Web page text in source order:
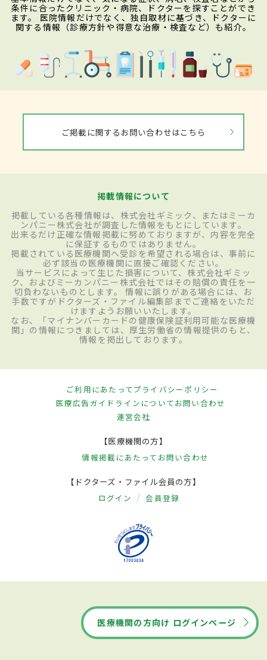
条件に合ったクリニック・病院、ドクターを探すことができ
ます。 医院情報だけでなく、独自取材に基づき、ドクターに
関する情報（診療方針や得意な治療・検査など）も紹介。
ご掲載に関するお問い合わせはこちら
掲載情報について
掲載している各種情報は、株式会社ギミック、またはミーカ
ンパニー株式会社が調査した情報をもとにしています。
出来るだけ正確な情報掲載に努めておりますが、内容を完全
に保証するものではありません。
掲載されている医療機関へ受診を希望される場合は、事前に
必ず該当の医療機関に直接ご確認ください。
当サービスによって生じた損害について、株式会社ギミッ
ク、およびミーカンパニー株式会社ではその賠償の責任を一
切負わないものとします。 情報に誤りがある場合には、お
手数ですがドクターズ・ファイル編集部までご連絡をいただ
けますようお願いいたします。
なお、「マイナンバーカードの健康保険証利用可能な医療機
関」の情報につきましては、厚生労働省の情報提供のもと、
情報を掲出しております。
ご利用にあたってプライバシーポリシー
医療広告ガイドラインについてお問い合わせ
運営会社
【医療機関の方】
情報掲載にあたって お問い合わせ
【ドクターズ・ファイル会員の方】
ログイン 会員登録
医療機関の方向け ログインページ